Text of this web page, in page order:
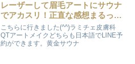
レーザーして眉毛アートにサウナ
でアカスリ！正直な感想まるっと
話します
こちらに行きました(^^)ラミチェ皮膚科
QTアートメイクどちらも日本語でLINE予
約ができます。黄金サウナ